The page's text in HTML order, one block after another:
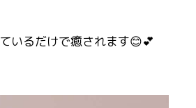
いるだけで癒されます😊💕